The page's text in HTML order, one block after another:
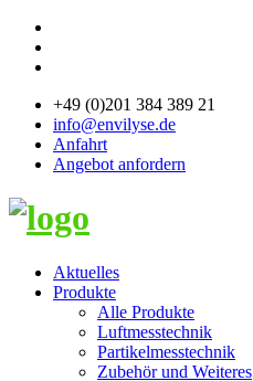
+49 (0)201 384 389 21
info@envilyse.de
Anfahrt
Angebot anfordern
Aktuelles
Produkte
Alle Produkte
Luftmesstechnik
Partikelmesstechnik
Zubehör und Weiteres